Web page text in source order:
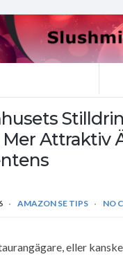
Attraktiv
AMAZON SE TIPS NO
eller